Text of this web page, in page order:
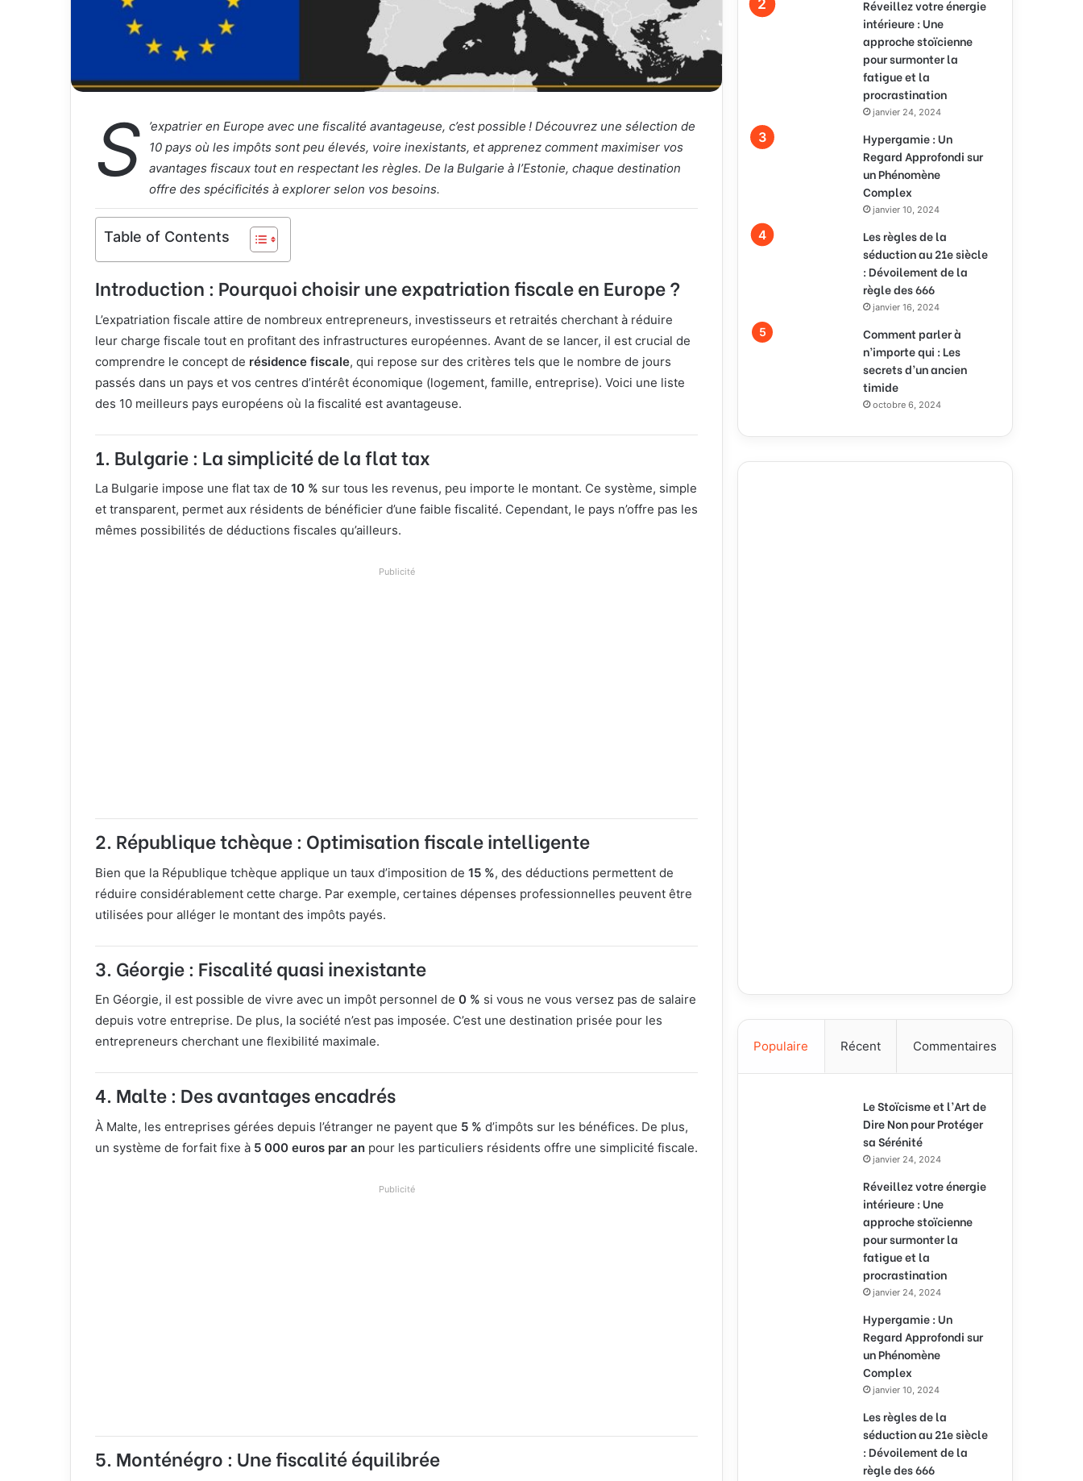
S
’expatrier en Europe avec une fiscalité avantageuse, c’est possible ! Découvrez une sélection de
10 pays où les impôts sont peu élevés, voire inexistants, et apprenez comment maximiser vos
avantages fiscaux tout en respectant les règles. De la Bulgarie à l’Estonie, chaque destination
offre des spécificités à explorer selon vos besoins.
Table of Contents
Introduction : Pourquoi choisir une expatriation fiscale en Europe ?
L’expatriation fiscale attire de nombreux entrepreneurs, investisseurs et retraités cherchant à réduire
leur charge fiscale tout en profitant des infrastructures européennes. Avant de se lancer, il est crucial de
comprendre le concept de résidence fiscale, qui repose sur des critères tels que le nombre de jours
passés dans un pays et vos centres d’intérêt économique (logement, famille, entreprise). Voici une liste
des 10 meilleurs pays européens où la fiscalité est avantageuse.
1. Bulgarie : La simplicité de la flat tax
La Bulgarie impose une flat tax de 10 % sur tous les revenus, peu importe le montant. Ce système, simple
et transparent, permet aux résidents de bénéficier d’une faible fiscalité. Cependant, le pays n’offre pas les
mêmes possibilités de déductions fiscales qu’ailleurs.
Publicité
2. République tchèque : Optimisation fiscale intelligente
Bien que la République tchèque applique un taux d’imposition de 15 %, des déductions permettent de
réduire considérablement cette charge. Par exemple, certaines dépenses professionnelles peuvent être
utilisées pour alléger le montant des impôts payés.
3. Géorgie : Fiscalité quasi inexistante
En Géorgie, il est possible de vivre avec un impôt personnel de 0 % si vous ne vous versez pas de salaire
depuis votre entreprise. De plus, la société n’est pas imposée. C’est une destination prisée pour les
entrepreneurs cherchant une flexibilité maximale.
4. Malte : Des avantages encadrés
À Malte, les entreprises gérées depuis l’étranger ne payent que 5 % d’impôts sur les bénéfices. De plus,
un système de forfait fixe à 5 000 euros par an pour les particuliers résidents offre une simplicité fiscale.
Publicité
5. Monténégro : Une fiscalité équilibrée
Réveillez votre énergie
intérieure : Une
approche stoïcienne
pour surmonter la
fatigue et la
procrastination
janvier 24, 2024
Hypergamie : Un
Regard Approfondi sur
un Phénomène
Complex
janvier 10, 2024
Les règles de la
séduction au 21e siècle
: Dévoilement de la
règle des 666
janvier 16, 2024
Comment parler à
n’importe qui : Les
secrets d’un ancien
timide
octobre 6, 2024
Populaire Récent Commentaires
Le Stoïcisme et l’Art de
Dire Non pour Protéger
sa Sérénité
janvier 24, 2024
Réveillez votre énergie
intérieure : Une
approche stoïcienne
pour surmonter la
fatigue et la
procrastination
janvier 24, 2024
Hypergamie : Un
Regard Approfondi sur
un Phénomène
Complex
janvier 10, 2024
Les règles de la
séduction au 21e siècle
: Dévoilement de la
règle des 666